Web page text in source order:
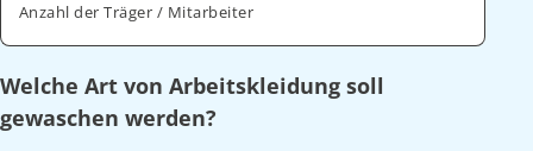
Anzahl der Träger / Mitarbeiter
Welche Art von Arbeitskleidung soll
gewaschen werden?